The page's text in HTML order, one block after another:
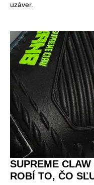
uzáver.
SUPREME
ROBÍ TO, ČO